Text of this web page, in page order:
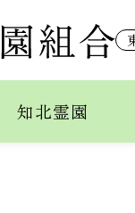
知北霊園
定例